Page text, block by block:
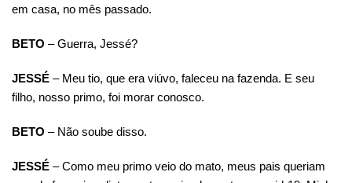
em casa, no mês passado.
BETO – Guerra, Jessé?
JESSÉ – Meu tio, que era viúvo, faleceu na fazenda. E seu
filho, nosso primo, foi morar conosco.
BETO – Não soube disso.
JESSÉ – Como meu primo veio do mato, meus pais queriam